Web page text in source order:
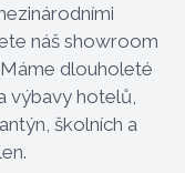
náš showroom
dlouholeté
výbavy hotelů,
školních a